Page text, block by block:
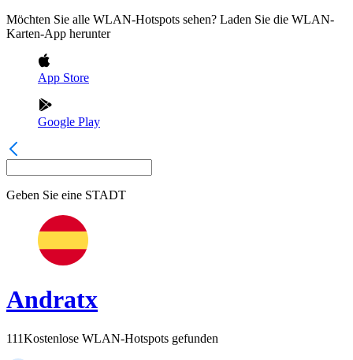
Möchten Sie alle WLAN-Hotspots sehen? Laden Sie die WLAN-
Karten-App herunter
App Store
Google Play
Geben Sie eine STADT
Andratx
111Kostenlose WLAN-Hotspots gefunden